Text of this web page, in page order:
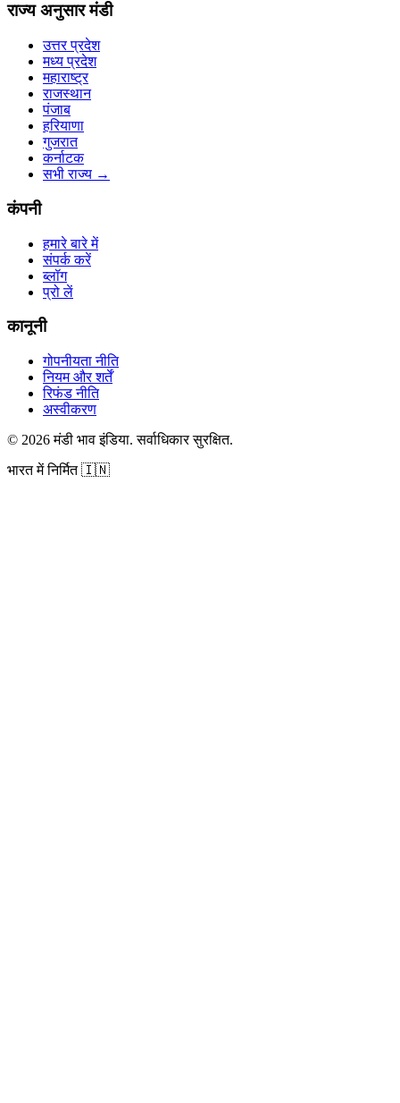
राज्य अनुसार मंडी
उत्तर प्रदेश
मध्य प्रदेश
महाराष्ट्र
राजस्थान
पंजाब
हरियाणा
गुजरात
कर्नाटक
सभी राज्य →
कंपनी
हमारे बारे में
संपर्क करें
ब्लॉग
प्रो लें
कानूनी
गोपनीयता नीति
नियम और शर्तें
रिफंड नीति
अस्वीकरण
© 2026 मंडी भाव इंडिया.सर्वाधिकार सुरक्षित.
भारत में निर्मित🇮🇳